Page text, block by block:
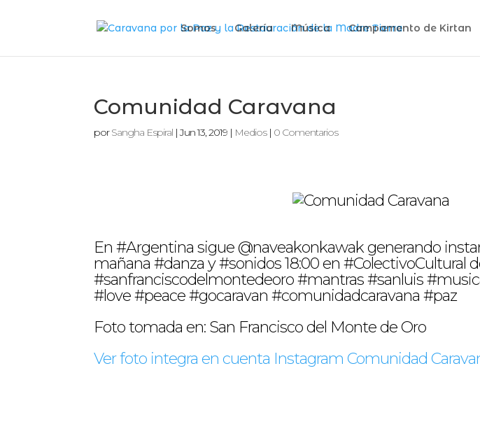
Somos Galería Música Campamento de Kirtan
Comunidad Caravana
porSangha Espiral |Jun 13, 2019 | Medios| 0 Comentarios
En #Argentina sigue @naveakonkawak generando
mañana #danza y #sonidos 18:00 en #ColectivoCultural
#sanfranciscodelmontedeoro #mantras #sanluis
#love #peace #gocaravan #comunidadcaravana #paz
Foto tomada en: San Francisco del Monte de Oro
Ver foto integra en cuenta Instagram Comunidad